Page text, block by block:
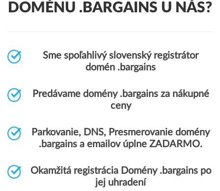
DOMÉNU .BARGAINS U NÁS?
Sme spoľahlivý slovenský registrátor
domén .bargains
Predávame domény .bargains za nákupné
ceny
Parkovanie, DNS, Presmerovanie domény
.bargains a emailov úplne ZADARMO.
Okamžitá registrácia Domény .bargains po
jej uhradení